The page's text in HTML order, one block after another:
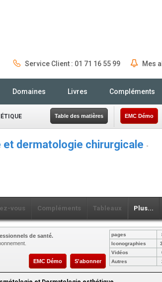
Service Client : 01 71 16 55 99 Mes
Domaines Livres Compléments
Table des matières EMC Démo
dermatologie chirurgicale -
vous Compléments Tableaux Plus...
de santé.
EMC Démo S'abonner
pages
Iconographies
Vidéos
Autres